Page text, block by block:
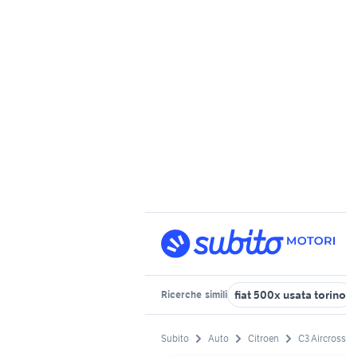
Ricerche simili fiat 500x usata torino
Subito Auto Citroen C3 Aircross